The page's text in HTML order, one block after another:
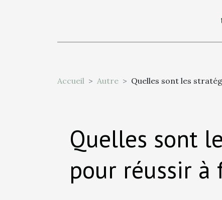
Accueil Autre Quelles sont les
Quelles sont
pour réussir à